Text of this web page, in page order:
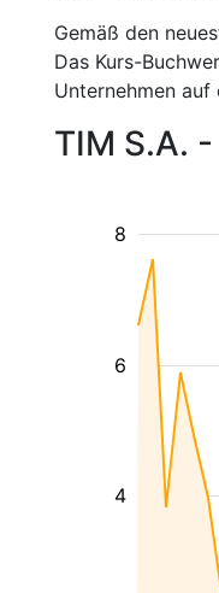
Gemäß den
Das Kurs-
Unternehmen
TIM S.A.
4
6
8